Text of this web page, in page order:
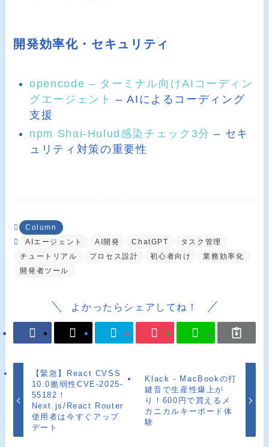
開発効率化・セキュリティ
opencode – ターミナル向けAIコーディン
グエージェント – AIによるコーディング
支援
npm Shai-Hulud感染チェック3分 – セキ
ュリティ対策の重要性
Column
AIエージェント
AI開発 ChatGPT
タスク管理
チュートリアル
プロセス設計 初心者向け
業務効率化
開発者ツール
よかったらシェアしてね！
【緊急】React CVSS
10.0脆弱性CVE-2025-
55182！
Next.js/React Router
使用者は今すぐアップ
デート
Klack - MacBookの打
鍵音で生産性爆上が
り！600円で買えるメ
カニカルキーボード体
験